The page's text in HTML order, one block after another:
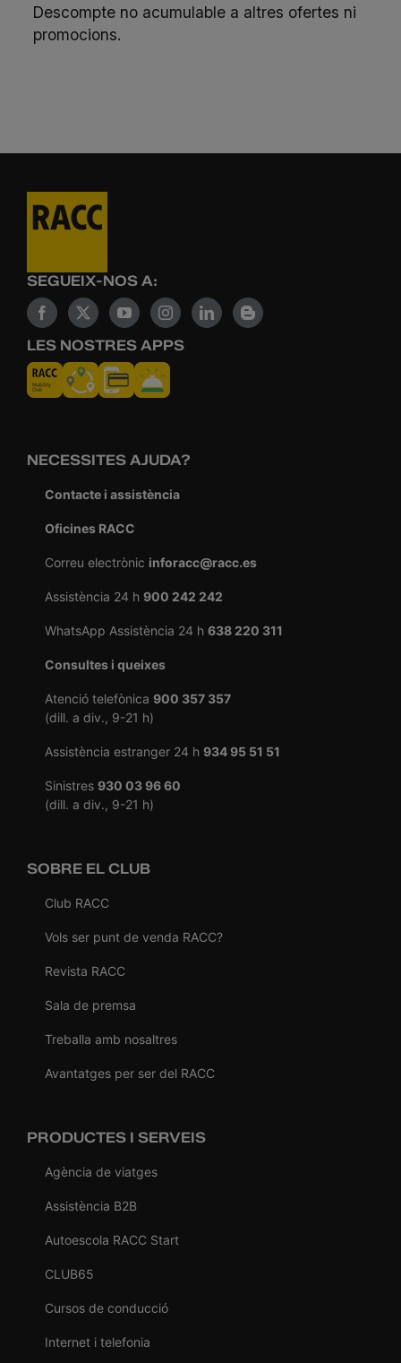
Descompte no acumulable a altres ofertes ni
promocions.
SEGUEIX-NOS A:
LES NOSTRES APPS
NECESSITES AJUDA?
Contacte i assistència
Oficines RACC
Correu electrònic inforacc@racc.es
Assistència 24 h 900 242 242
WhatsApp Assistència 24 h 638 220 311
Consultes i queixes
Atenció telefònica 900 357 357
(dill. a div., 9-21 h)
Assistència estranger 24 h 934 95 51 51
Sinistres 930 03 96 60
(dill. a div., 9-21 h)
SOBRE EL CLUB
Club RACC
Vols ser punt de venda RACC?
Revista RACC
Sala de premsa
Treballa amb nosaltres
Avantatges per ser del RACC
PRODUCTES I SERVEIS
Agència de viatges
Assistència B2B
Autoescola RACC Start
CLUB65
Cursos de conducció
Internet i telefonia